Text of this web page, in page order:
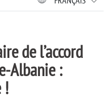
de l’accord
Albanie :
!